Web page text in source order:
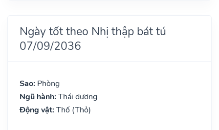
Ngày tốt theo Nhị thập bát tú
07/09/2036
Sao: Phòng
Ngũ hành: Thái dương
Động vật: Thố (Thỏ)